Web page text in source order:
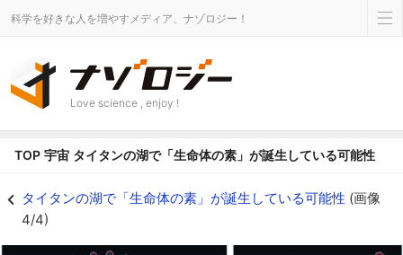
科学を好きな人を増やすメディア、ナゾロジー！
Love science , enjoy !
TOP 宇宙 タイタンの湖で「生命体の素」が誕生している可能性
タイタンの湖で「生命体の素」が誕生している可能性 (画像
4/4)